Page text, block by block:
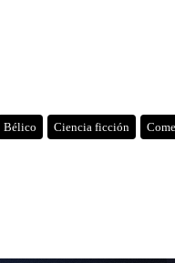
Bélico Ciencia ficción